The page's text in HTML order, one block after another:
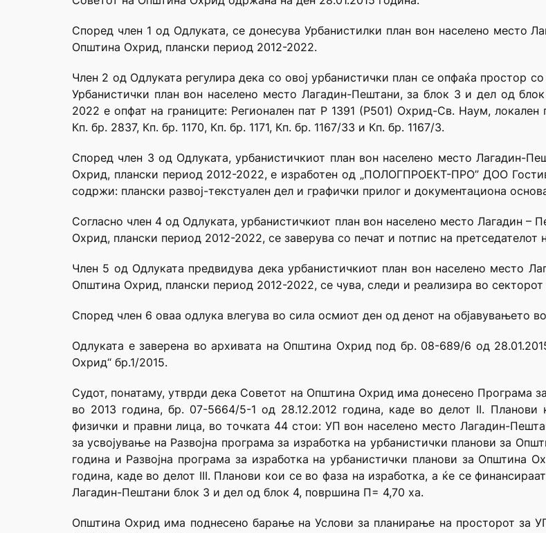
Според член 1 од Одлуката, се донесува Урбанистилки план вон населено место
Oпштина Охрид, плански период 2012-2022.
Член 2 од Одлуката регулира дека со овој урбанистички план се опфаќа простор
Урбанистички план вон населено место Лагадин-Пештани, за блок 3 и дел од
2022 е опфат на границите: Регионален пат Р 1391 (Р501) Охрид-Св. Наум,
Кп. бр. 2837, Кп. бр. 1170, Кп. бр. 1171, Кп. бр. 1167/33 и Кп. бр. 1167/3.
Според член 3 од Одлуката, урбанистичкиот план вон населено место Лагадин-
Охрид, плански период 2012-2022, е изработен од „ПОЛОГПРОЕКТ-ПРО” ДОО
содржи: плански развој-текстуален дел и графички прилог и документациона
Согласно член 4 од Одлуката, урбанистичкиот план вон населено место Лагадин
Охрид, плански период 2012-2022, се заверува со печат и потпис на
Член 5 од Одлуката предвидува дека урбанистичкиот план вон населено место
Општина Охрид, плански период 2012-2022, се чува, следи и реализира во
Според член 6 оваа одлука влегува во сила осмиот ден од денот на објавувањето
Одлуката е заверена во архивата на Општина Охрид под бр. 08-689/6 од
Охрид“ бр.1/2015.
Судот, понатаму, утврди дека Советот на Општина Охрид има донесено Програма
во 2013 година, бр. 07-5664/5-1 од 28.12.2012 година, каде во делот II.
физички и правни лица, во точката 44 стои: УП вон населено место Лагадин-
за усвојување на Развојна програма за изработка на урбанистички планови за
година и Развојна програма за изработка на урбанистички планови за Општина
година, каде во делот III. Планови кои се во фаза на изработка, а ќе се
Лагадин-Пештани блок 3 и дел од блок 4, површина П= 4,70 ха.
Општина Охрид има поднесено барање на Услови за планирање на просторот